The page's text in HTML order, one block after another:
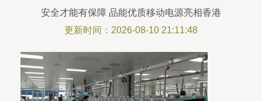
安全才能有保障 品能优质移动电源亮相香港
更新时间：2026-08-10 21:11:48